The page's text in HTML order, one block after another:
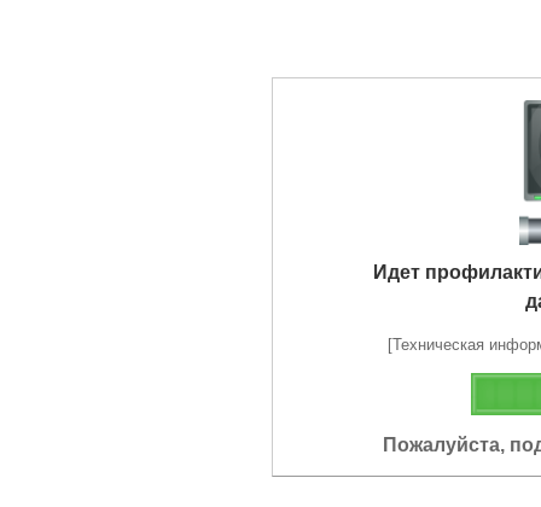
Идет
[Техническая
Пожалуйста,